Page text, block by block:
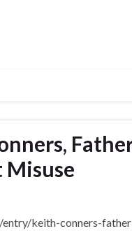
keith-conners-